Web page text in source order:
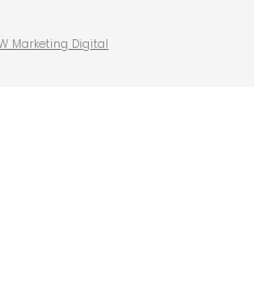
Marketing Digital